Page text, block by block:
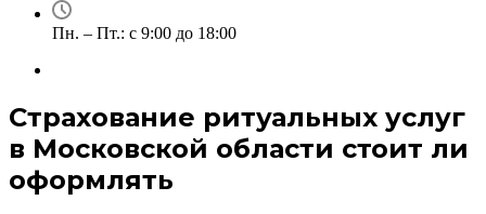
Пн. – Пт.: с 9:00 до 18:00
Страхование ритуальных услуг
в Московской области стоит ли
оформлять